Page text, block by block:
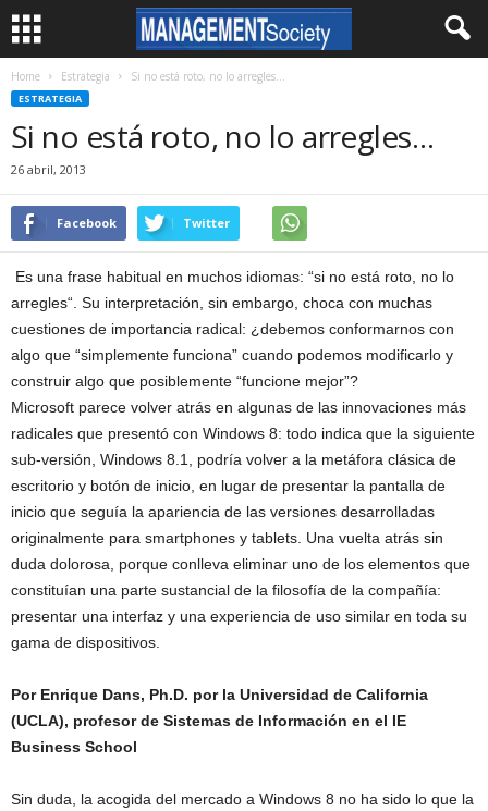
Home Estrategia Si no está roto, no lo arregles…
ESTRATEGIA
Si no está roto, no lo arregles…
26 abril, 2013
Facebook Twitter
Es una frase habitual en muchos idiomas: “si no está roto, no lo
arregles“. Su interpretación, sin embargo, choca con muchas
cuestiones de importancia radical: ¿debemos conformarnos con
algo que “simplemente funciona” cuando podemos modificarlo y
construir algo que posiblemente “funcione mejor”?
Microsoft parece volver atrás en algunas de las innovaciones más
radicales que presentó con Windows 8: todo indica que la siguiente
sub-versión, Windows 8.1, podría volver a la metáfora clásica de
escritorio y botón de inicio, en lugar de presentar la pantalla de
inicio que seguía la apariencia de las versiones desarrolladas
originalmente para smartphones y tablets. Una vuelta atrás sin
duda dolorosa, porque conlleva eliminar uno de los elementos que
constituían una parte sustancial de la filosofía de la compañía:
presentar una interfaz y una experiencia de uso similar en toda su
gama de dispositivos.
Por Enrique Dans, Ph.D. por la Universidad de California
(UCLA), profesor de Sistemas de Información en el IE
Business School
Sin duda, la acogida del mercado a Windows 8 no ha sido lo que la